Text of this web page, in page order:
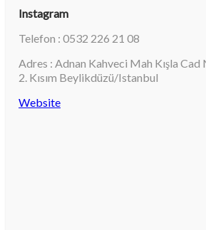
Instagram
Telefon : 0532 226 21 08
Adres : Adnan Kahveci Mah Kışla Cad
2. Kısım Beylikdüzü/Istanbul
Website